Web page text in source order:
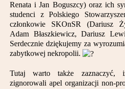
Rossa
Trasy
Darczyńcy
Kontakt
Renata i Jan Boguszcy) oraz ich
studenci z Polskiego
członkowie SKOnSR (Dariusz
Adam Błaszkiewicz, Dariusz
Serdecznie dziękujemy za
zabytkowej nekropolii.
Tutaj warto także zaznaczyć,
zignorowali apel organizacji non-